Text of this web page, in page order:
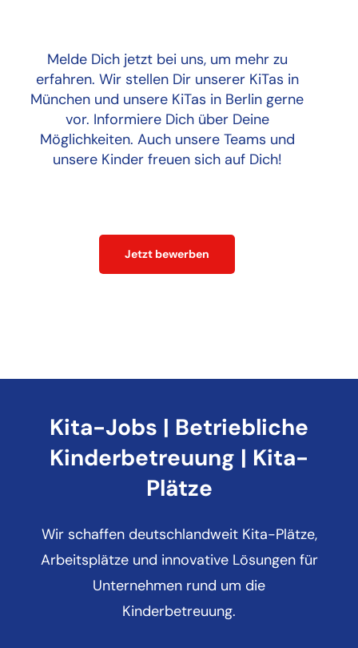
Melde Dich jetzt bei uns, um mehr zu
erfahren. Wir stellen Dir unserer KiTas in
München und unsere KiTas in Berlin gerne
vor. Informiere Dich über Deine
Möglichkeiten. Auch unsere Teams und
unsere Kinder freuen sich auf Dich!
Jetzt bewerben
Kita-Jobs | Betriebliche
Kinderbetreuung | Kita-
Plätze
Wir schaffen deutschlandweit Kita-Plätze,
Arbeitsplätze und innovative Lösungen für
Unternehmen rund um die
Kinderbetreuung.